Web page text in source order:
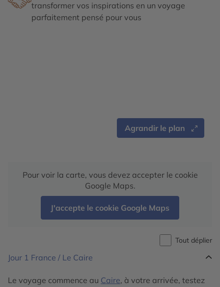
transformer vos inspirations en un voyage
parfaitement pensé pour vous
Agrandir le plan
Pour voir la carte, vous devez accepter le cookie
Google Maps.
J'accepte le cookie Google Maps
Tout déplier
Jour 1 France / Le Caire
Le voyage commence au Caire, à votre arrivée, testez